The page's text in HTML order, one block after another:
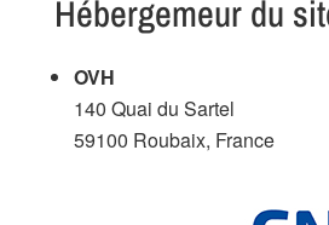
Hébergemeur du
OVH
140 Quai du Sartel
59100 Roubaix, France